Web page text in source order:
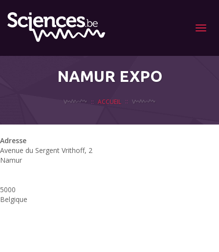
Menu
NAMUR EXPO
ACCUEIL
Adresse
Avenue du Sergent Vrithoff, 2
Namur
5000
Belgique